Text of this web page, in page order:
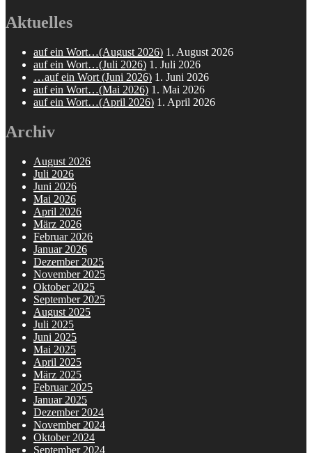
Aktuelles
auf ein Wort…(August 2026) 1. August 2026
auf ein Wort…(Juli 2026) 1. Juli 2026
…auf ein Wort (Juni 2026) 1. Juni 2026
auf ein Wort…(Mai 2026) 1. Mai 2026
auf ein Wort…(April 2026) 1. April 2026
Archiv
August 2026
Juli 2026
Juni 2026
Mai 2026
April 2026
März 2026
Februar 2026
Januar 2026
Dezember 2025
November 2025
Oktober 2025
September 2025
August 2025
Juli 2025
Juni 2025
Mai 2025
April 2025
März 2025
Februar 2025
Januar 2025
Dezember 2024
November 2024
Oktober 2024
September 2024